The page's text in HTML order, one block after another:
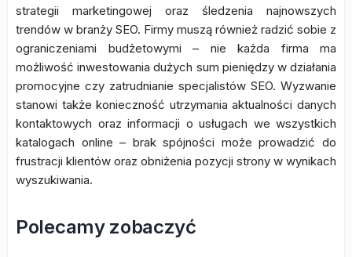
strategii marketingowej oraz śledzenia najnowszych
trendów w branży SEO. Firmy muszą również radzić sobie z
ograniczeniami budżetowymi – nie każda firma ma
możliwość inwestowania dużych sum pieniędzy w działania
promocyjne czy zatrudnianie specjalistów SEO. Wyzwanie
stanowi także konieczność utrzymania aktualności danych
kontaktowych oraz informacji o usługach we wszystkich
katalogach online – brak spójności może prowadzić do
frustracji klientów oraz obniżenia pozycji strony w wynikach
wyszukiwania.
Polecamy zobaczyć